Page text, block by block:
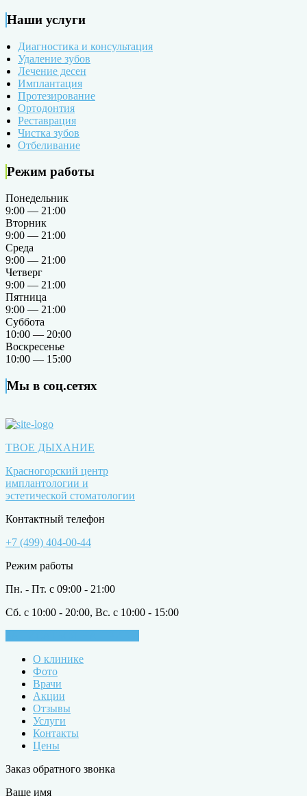
Наши услуги
Диагностика и консультация
Удаление зубов
Лечение десен
Имплантация
Протезирование
Ортодонтия
Реставрация
Чистка зубов
Отбеливание
Режим работы
Понедельник
9:00 — 21:00
Вторник
9:00 — 21:00
Среда
9:00 — 21:00
Четверг
9:00 — 21:00
Пятница
9:00 — 21:00
Суббота
10:00 — 20:00
Воскресенье
10:00 — 15:00
Мы в соц.сетях
ТВОЕ ДЫХАНИЕ
Красногорский центр
имплантологии и
эстетической стоматологии
Контактный телефон
+7 (499) 404-00-44
Режим работы
Пн. - Пт. с 09:00 - 21:00
Сб. с 10:00 - 20:00, Вс. с 10:00 - 15:00
О клинике
Фото
Врачи
Акции
Отзывы
Услуги
Контакты
Цены
Заказ обратного звонка
Ваше имя